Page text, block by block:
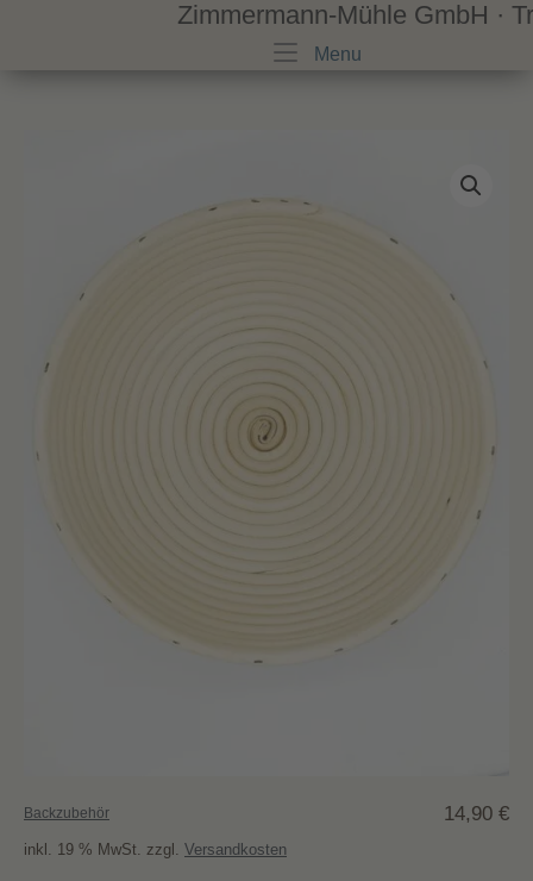
content
Zimmermann-Mühle GmbH ·
MenuMenu
14,90 €
Backzubehör
inkl. 19 % MwSt. zzgl. Versandkosten